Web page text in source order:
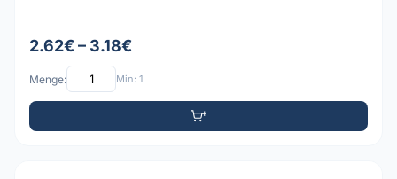
2.62€ – 3.18€
Menge: Min: 1